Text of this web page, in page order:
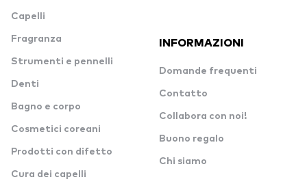
Capelli
Fragranza
Strumenti e pennelli
Denti
Bagno e corpo
Cosmetici coreani
Prodotti con difetto
Cura dei capelli
INFORMAZIONI
Domande frequenti
Contatto
Collabora con noi!
Buono regalo
Chi siamo